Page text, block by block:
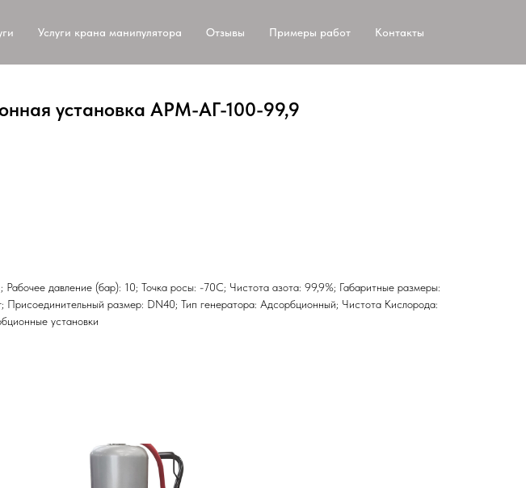
Услуги крана манипулятора Отзывы Примеры работ Контакты
установка АРМ-АГ-100-99,9
давление (бар): 10; Точка росы: -70С; Чистота азота: 99,9%; Габаритные размеры:
размер: DN40; Тип генератора: Адсорбционный; Чистота Кислорода:
установки